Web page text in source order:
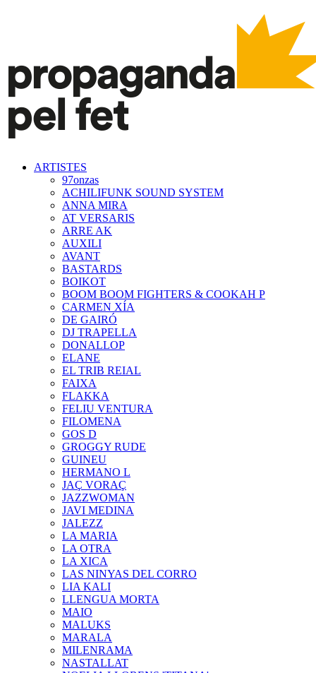
ARTISTES
97onzas
ACHILIFUNK SOUND SYSTEM
ANNA MIRA
AT VERSARIS
ARRE AK
AUXILI
AVANT
BASTARDS
BOIKOT
BOOM BOOM FIGHTERS & COOKAH P
CARMEN XÍA
DE GAIRÓ
DJ TRAPELLA
DONALLOP
ELANE
EL TRIB REIAL
FAIXA
FLAKKA
FELIU VENTURA
FILOMENA
GOS D
GROGGY RUDE
GUINEU
HERMANO L
JAÇ VORAÇ
JAZZWOMAN
JAVI MEDINA
JALEZZ
LA MARIA
LA OTRA
LA XICA
LAS NINYAS DEL CORRO
LIA KALI
LLENGUA MORTA
MAIO
MALUKS
MARALA
MILENRAMA
NASTALLAT